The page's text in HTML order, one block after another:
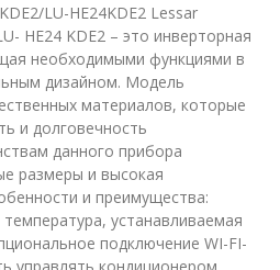
LU-HE24KDE2 Lessar
HE24 KDE2 – это инверторная
необходимыми функциями в
дизайном. Модель
материалов, которые
и долговечность
данного прибора
размеры и высокая
и преимущества:
устанавливаемая
подключение WI-FI-
управлять кондиционером